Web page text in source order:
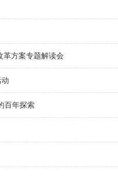
方案专题解读会
百年探索